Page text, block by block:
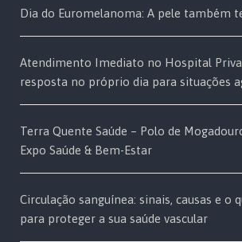
Dia do Euromelanoma: A pele também
Atendimento Imediato no Hospital
resposta no próprio dia para situações
Terra Quente Saúde – Polo de
Expo Saúde & Bem-Estar
Circulação sanguínea: sinais, causas e o
para proteger a sua saúde vascular